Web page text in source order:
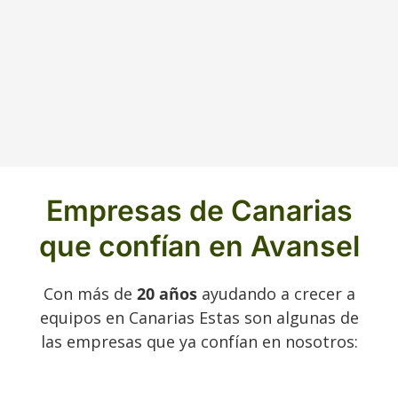
Empresas de Canarias
que confían en Avansel
Con más de 20 añosayudando a crecer a
equipos en Canarias Estas son algunas de
las empresas que ya confían en nosotros: